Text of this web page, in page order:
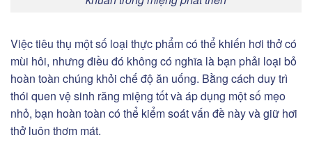
Việc tiêu thụ một số loại thực phẩm có thể khiến hơi thở có
mùi hôi, nhưng điều đó không có nghĩa là bạn phải loại bỏ
hoàn toàn chúng khỏi chế độ ăn uống. Bằng cách duy trì
thói quen vệ sinh răng miệng tốt và áp dụng một số mẹo
nhỏ, bạn hoàn toàn có thể kiểm soát vấn đề này và giữ hơi
thở luôn thơm mát.